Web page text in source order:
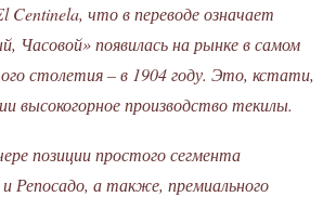
Centinela, что в переводе означает
Часовой» появилась на рынке в самом
столетия – в 1904 году. Это, кстати,
высокогорное производство текилы.
позиции простого сегмента
Репосадо, а также, премиального